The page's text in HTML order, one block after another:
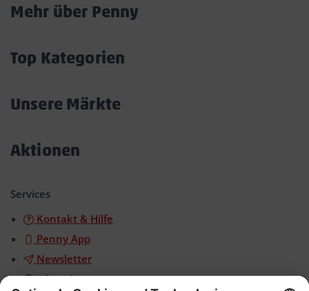
Mehr über Penny
Top Kategorien
Unsere Märkte
Aktionen
Services
Kontakt & Hilfe
Penny App
Newsletter
WhatsApp